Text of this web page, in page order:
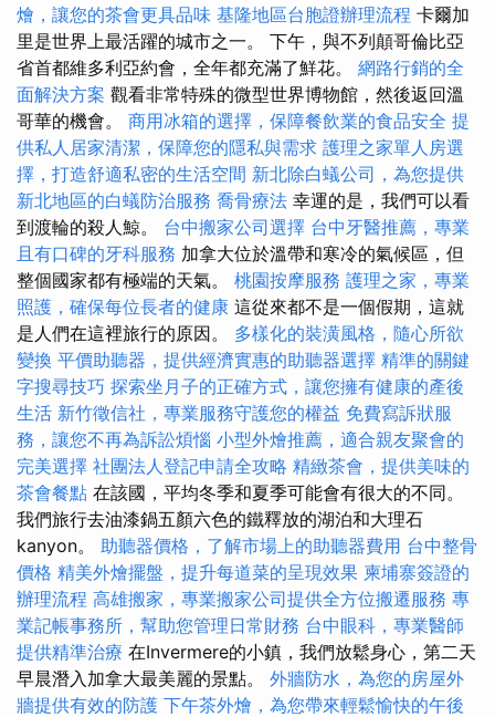
燴，讓您的茶會更具品味 基隆地區台胞證辦理流程 卡爾加
里是世界上最活躍的城市之一。 下午，與不列顛哥倫比亞
省首都維多利亞約會，全年都充滿了鮮花。 網路行銷的全
面解決方案 觀看非常特殊的微型世界博物館，然後返回溫
哥華的機會。 商用冰箱的選擇，保障餐飲業的食品安全 提
供私人居家清潔，保障您的隱私與需求 護理之家單人房選
擇，打造舒適私密的生活空間 新北除白蟻公司，為您提供
新北地區的白蟻防治服務 喬骨療法 幸運的是，我們可以看
到渡輪的殺人鯨。 台中搬家公司選擇 台中牙醫推薦，專業
且有口碑的牙科服務 加拿大位於溫帶和寒冷的氣候區，但
整個國家都有極端的天氣。 桃園按摩服務 護理之家，專業
照護，確保每位長者的健康 這從來都不是一個假期，這就
是人們在這裡旅行的原因。 多樣化的裝潢風格，隨心所欲
變換 平價助聽器，提供經濟實惠的助聽器選擇 精準的關鍵
字搜尋技巧 探索坐月子的正確方式，讓您擁有健康的產後
生活 新竹徵信社，專業服務守護您的權益 免費寫訴狀服
務，讓您不再為訴訟煩惱 小型外燴推薦，適合親友聚會的
完美選擇 社團法人登記申請全攻略 精緻茶會，提供美味的
茶會餐點 在該國，平均冬季和夏季可能會有很大的不同。
我們旅行去油漆鍋五顏六色的鐵釋放的湖泊和大理石
kanyon。 助聽器價格，了解市場上的助聽器費用 台中整骨
價格 精美外燴擺盤，提升每道菜的呈現效果 柬埔寨簽證的
辦理流程 高雄搬家，專業搬家公司提供全方位搬遷服務 專
業記帳事務所，幫助您管理日常財務 台中眼科，專業醫師
提供精準治療 在Invermere的小鎮，我們放鬆身心，第二天
早晨潛入加拿大最美麗的景點。 外牆防水，為您的房屋外
牆提供有效的防護 下午茶外燴，為您帶來輕鬆愉快的午後